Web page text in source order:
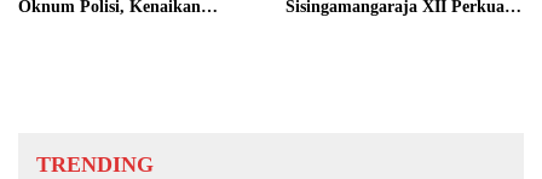
Oknum Polisi, Kenaikan
Sisingamangaraja XII Perkuat
TRENDING